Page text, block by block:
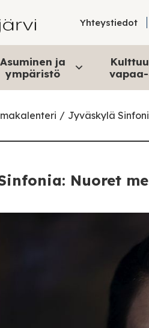
Yhteystiedot
Asuminen ja
ympäristö
Jyväskylä
Nuoret